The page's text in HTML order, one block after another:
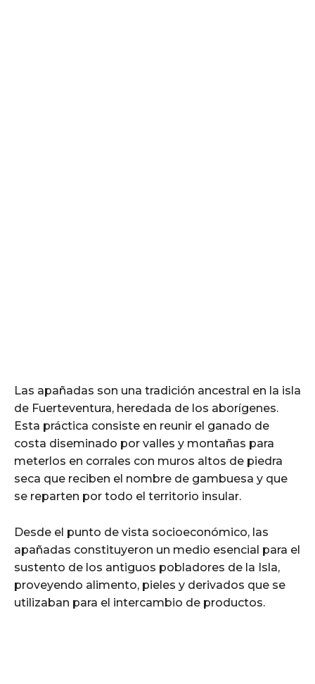
Las apañadas son una tradición ancestral en la isla
de Fuerteventura, heredada de los aborígenes.
Esta práctica consiste en reunir el ganado de
costa diseminado por valles y montañas para
meterlos en corrales con muros altos de piedra
seca que reciben el nombre de gambuesa y que
se reparten por todo el territorio insular.
Desde el punto de vista socioeconómico, las
apañadas constituyeron un medio esencial para el
sustento de los antiguos pobladores de la Isla,
proveyendo alimento, pieles y derivados que se
utilizaban para el intercambio de productos.